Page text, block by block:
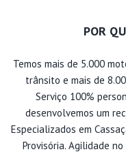
POR
Temos mais de 5.000
trânsito e mais de
Serviço 100%
desenvolvemos um
Especializados em
Provisória. Agilidade